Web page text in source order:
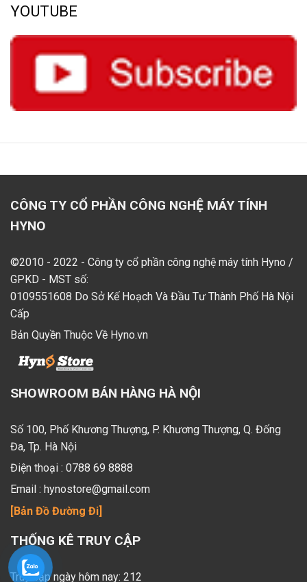
YOUTUBE
CÔNG TY CỔ PHẦN CÔNG NGHỆ MÁY TÍNH
HYNO
©2010 - 2022 - Công ty cổ phần công nghệ máy tính Hyno /
GPKD - MST số:
0109551608 Do Sở Kế Hoạch Và Đầu Tư Thành Phố Hà Nội
Cấp
Bản Quyền Thuộc Về Hyno.vn
SHOWROOM BÁN HÀNG HÀ NỘI
Số 100, Phố Khương Thượng, P. Khương Thượng, Q. Đống
Đa, Tp. Hà Nội
Điện thoại : 0788 69 8888
Email : hynostore@gmail.com
[Bản Đồ Đường Đi]
THỐNG KÊ TRUY CẬP
Truy cập ngày hôm nay: 212